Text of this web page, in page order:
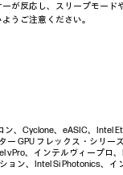
反応し、スリープモー
うご注意ください。
、Cyclone、eASIC、Intel
GPU フレックス・シリー
、インテルヴィープロ
ン、Intel Si Photonics、